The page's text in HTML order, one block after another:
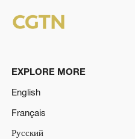
EXPLORE MORE
English
Français
Русский